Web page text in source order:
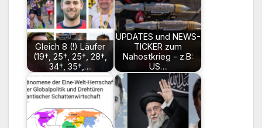
Gleich 8 (!) Läufer
(19†, 25†, 25†, 28†,
34†, 35†,…
UPDATES und NEWS-
TICKER zum
Nahostkrieg - z.B:
US…